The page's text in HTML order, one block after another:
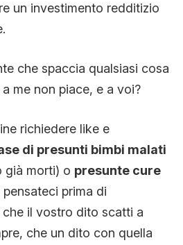
un investimento redditizio
che spaccia qualsiasi cosa
me non piace, e a voi?
richiedere like e
di presunti bimbi malati
già morti) o presunte cure
pensateci prima di
il vostro dito scatti a
che un dito con quella